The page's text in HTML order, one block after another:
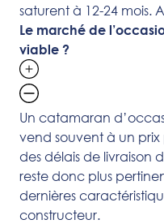
saturent à 12-24 mois.
Le marché de
viable ?
Un catamaran
vend souvent à un
des délais de livraison
reste donc plus
dernières
constructeur.